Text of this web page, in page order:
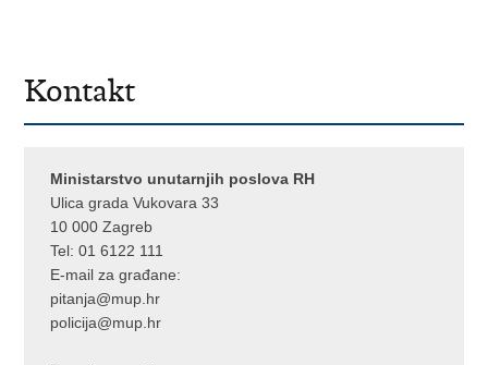
Kontakt
Ministarstvo unutarnjih poslova RH
Ulica grada Vukovara 33
10 000 Zagreb
Tel:01 6122 111
E-mail za građane:
pitanja@mup.hr
policija@mup.hr